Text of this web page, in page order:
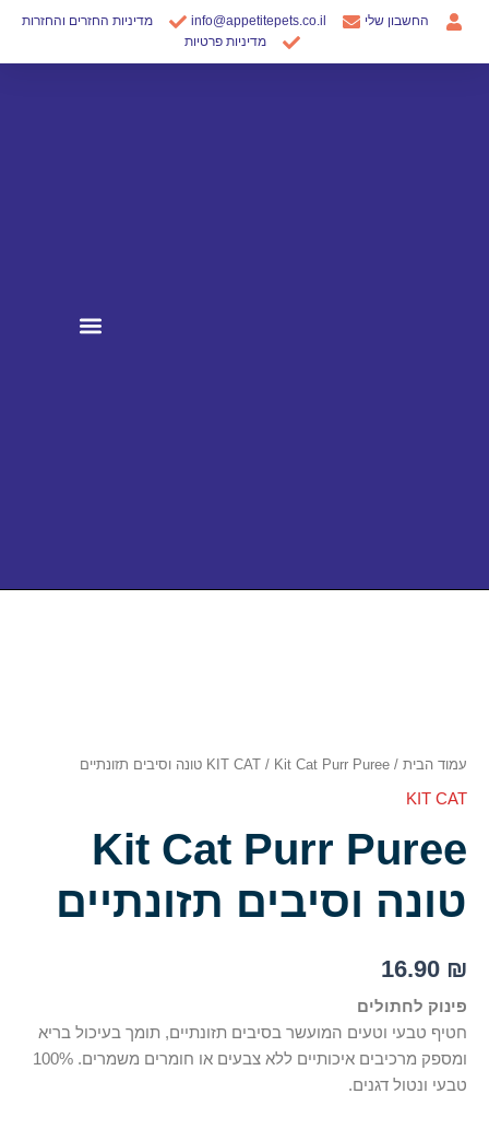
דילוג
החשבון שלי info@appetitepets.co.il
מדיניות החזרים והחזרות
מדיניות פרטיות
עמוד הבית /
KIT CAT / Kit Cat Purr Puree טונה וסיבים תזונתיים
KIT CAT
Kit Cat Purr Puree
טונה וסיבים תזונתיים
16.90 ₪
פינוק לחתולים
חטיף טבעי וטעים המועשר בסיבים תזונתיים, תומך בעיכול בריא
ומספק מרכיבים איכותיים ללא צבעים או חומרים משמרים. 100%
טבעי ונטול דגנים.
תזונתיים